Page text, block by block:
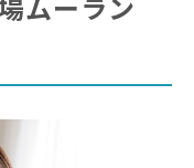
ムーラン